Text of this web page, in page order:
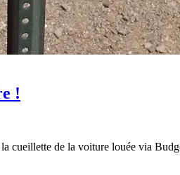
!
cueillette de la voiture louée via